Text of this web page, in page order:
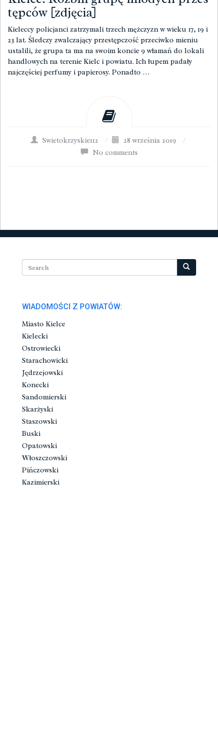
tępców [zdjęcia]
Kieleccy policjanci zatrzymali trzech mężczyzn w wieku 17, 19 i
23 lat. Śledczy zwalczający przestępczość przeciwko mieniu
ustalili, że grupa ta ma na swoim koncie 9 włamań do lokali
handlowych na terenie Kielc i powiatu. Ich łupem padały
najczęściej perfumy i papierosy. Ponadto …
Swietokrzyskie112 / 28 września 2019
/
No comments
WIADOMOŚCI Z POWIATÓW:
Miasto Kielce
Kielecki
Ostrowiecki
Starachowicki
Jędrzejowski
Konecki
Sandomierski
Skarżyski
Staszowski
Buski
Opatowski
Włoszczowski
Pińczowski
Kazimierski